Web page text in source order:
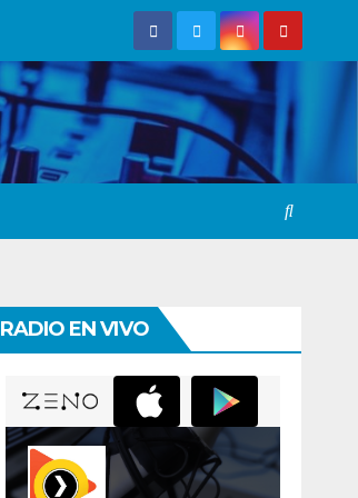
RADIO EN VIVO